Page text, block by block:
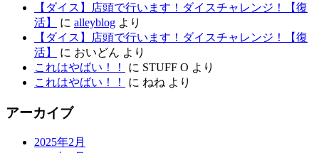
【ダイス】店頭で行います！ダイスチャレンジ！【復
活】
に alleyblog より
【ダイス】店頭で行います！ダイスチャレンジ！【復
活】
に おいどん より
これはやばい！！
に STUFF O より
これはやばい！！
に ねね より
アーカイブ
2025年2月